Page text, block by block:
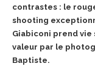
contrastes : le
shooting
Giabiconi prend vie
valeur par le
Baptiste.